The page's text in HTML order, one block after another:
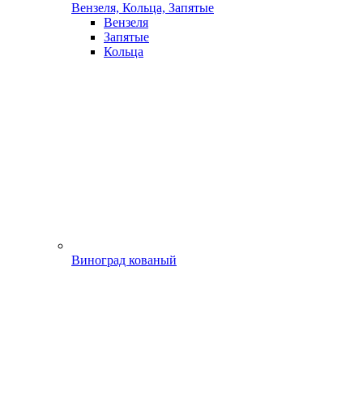
Вензеля, Кольца, Запятые
Вензеля
Запятые
Кольца
Виноград кованый